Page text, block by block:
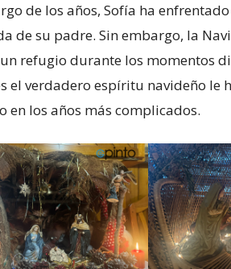
de los años, Sofía ha
de su padre. Sin embargo, la
refugio durante los momentos
el verdadero espíritu navideño
en los años más complicados.